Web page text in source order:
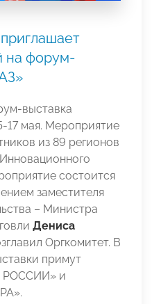
на форум-
выставка
17 мая. Мероприятие
из 89 регионов
состоится
заместителя
– Министра
Дениса
Оргкомитет. В
примут
РОССИИ» и